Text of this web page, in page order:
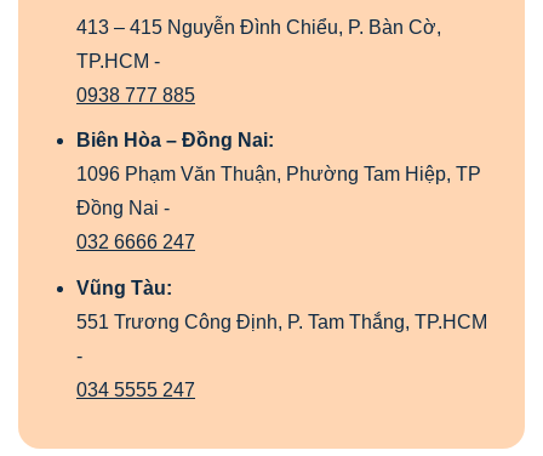
413 – 415 Nguyễn Đình Chiểu, P. Bàn Cờ,
TP.HCM -
0938 777 885
Biên Hòa – Đồng Nai:
1096 Phạm Văn Thuận, Phường Tam Hiệp, TP
Đồng Nai -
032 6666 247
Vũng Tàu:
551 Trương Công Định, P. Tam Thắng, TP.HCM
-
034 5555 247